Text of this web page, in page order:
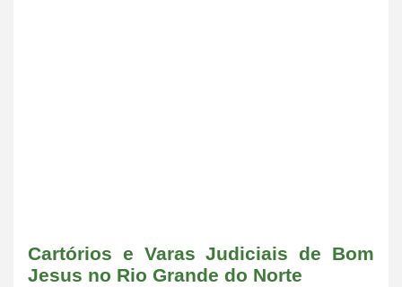
Cartórios e Varas Judiciais de Bom
Jesus no Rio Grande do Norte